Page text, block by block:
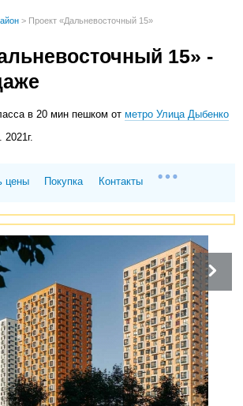
> Проект «Дальневосточный 15»
15» -
в 20 мин пешком отметро Улица Дыбенко
цены Покупка Контакты